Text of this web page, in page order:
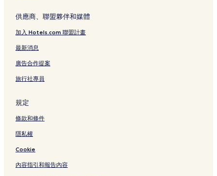
佩莫甘的平價飯店
佩莫甘 2 星級飯店
佩莫甘 3 星級飯店
佩莫甘的商務飯店
佩米克坦克洛德 2 星級飯店
佩米克坦克洛德 3 星級飯店
佩米克坦克洛德飯店
供應商、聯盟夥伴和媒體
加入 Hotels.com 聯盟計畫
最新消息
廣告合作提案
旅行社專員
規定
條款和條件
隱私權
Cookie
內容指引和報告內容